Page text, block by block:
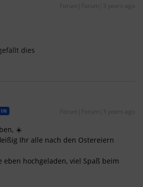
Forum|Forum|3 years ago
dies
Forum|Forum|3 years ago
☀️
Ihr alle nach den Ostereiern
eben hochgeladen, viel Spaß beim